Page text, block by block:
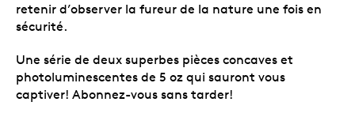
retenir d’observer la fureur de la nature une fois en
sécurité.
Une série de deux superbes pièces concaves et
photoluminescentes de 5 oz qui sauront vous
captiver! Abonnez-vous sans tarder!